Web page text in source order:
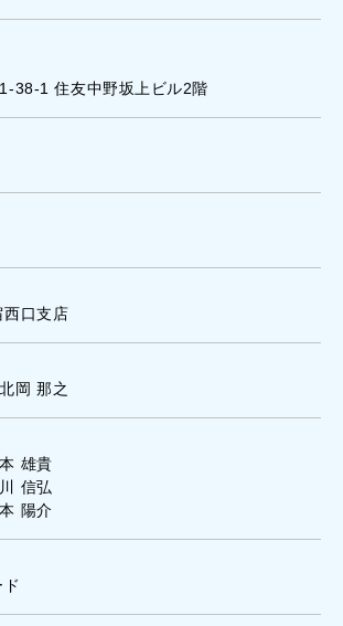
38-1 住友中野坂上ビル2階
西口支店
岡 那之
雄貴
信弘
陽介